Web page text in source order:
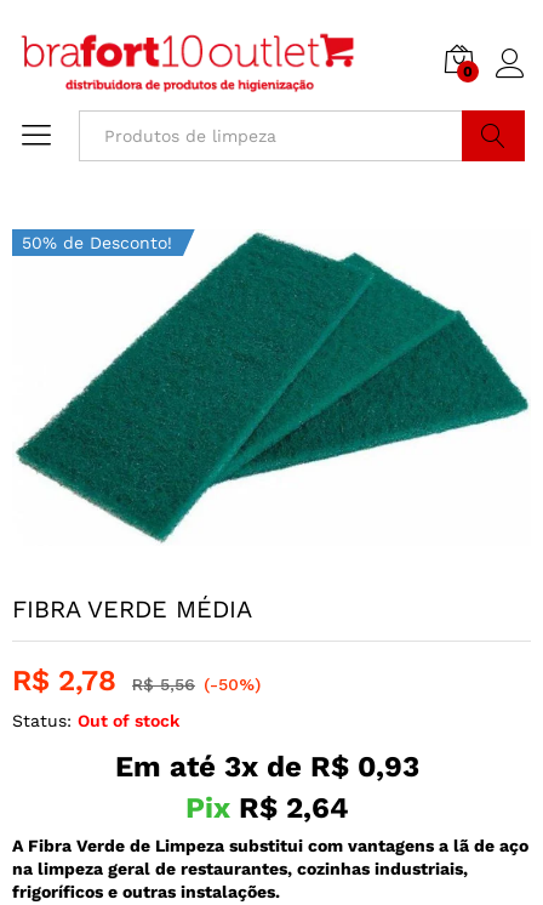
0
50% de Desconto!
FIBRA VERDE MÉDIA
R$ 2,78 R$5,56 (-50%)
Status: Out of stock
Em até 3x de R$0,93
Pix R$2,64
A Fibra Verde de Limpeza substitui com vantagens a lã de aço
na limpeza geral de restaurantes, cozinhas industriais,
frigoríficos e outras instalações.